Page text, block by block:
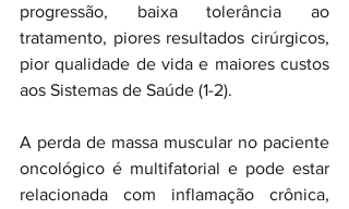
progressão, baixa tolerância ao
tratamento, piores resultados cirúrgicos,
pior qualidade de vida e maiores custos
aos Sistemas de Saúde (1-2).
A perda de massa muscular no paciente
oncológico é multifatorial e pode estar
relacionada com inflamação crônica,